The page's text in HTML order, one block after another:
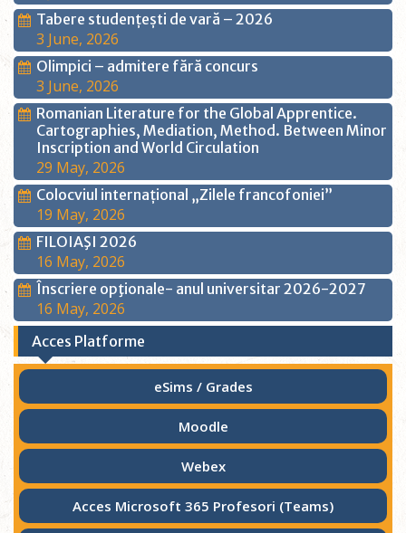
Tabere studențești de vară – 2026
3 June, 2026
Olimpici – admitere fără concurs
3 June, 2026
Romanian Literature for the Global Apprentice.
Cartographies, Mediation, Method. Between Minor
Inscription and World Circulation
29 May, 2026
Colocviul internațional „Zilele francofoniei”
19 May, 2026
FILOIAŞI 2026
16 May, 2026
Înscriere opţionale- anul universitar 2026-2027
16 May, 2026
Acces Platforme
eSims / Grades
Moodle
Webex
Acces Microsoft 365 Profesori (Teams)